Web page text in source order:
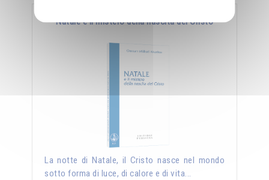
Natale e il mistero della nascita del Cristo
La notte di Natale, il Cristo nasce nel mondo
sotto forma di luce, di calore e di vita...